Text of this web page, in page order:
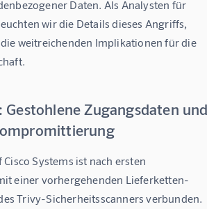
Daten. Als Analysten für
wir die Details dieses Angriffs,
weitreichenden Implikationen für die
Zugangsdaten
Systems ist nach ersten
einer vorhergehenden Lieferketten-
Trivy-Sicherheitsscanners verbunden.